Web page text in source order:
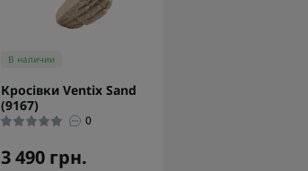
В наличии
Кросівки Ventix Sand
(9167)
0
3 490 грн.